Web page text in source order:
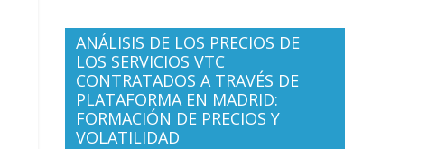
ANÁLISIS DE LOS PRECIOS DE
LOS SERVICIOS VTC
CONTRATADOS A TRAVÉS DE
PLATAFORMA EN MADRID:
FORMACIÓN DE PRECIOS Y
VOLATILIDAD